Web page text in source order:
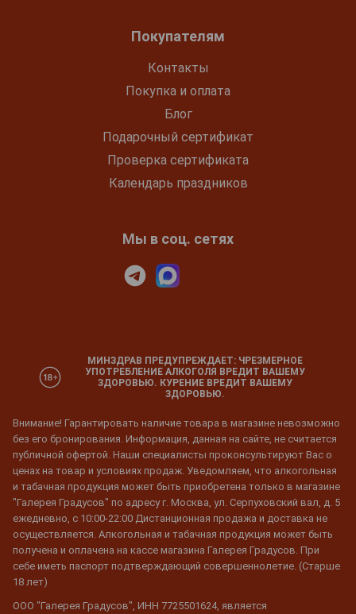
Покупателям
Контакты
Покупка и оплата
Блог
Подарочный сертификат
Проверка сертификата
Календарь праздников
Мы в соц. сетях
МИНЗДРАВ ПРЕДУПРЕЖДАЕТ: ЧРЕЗМЕРНОЕ
УПОТРЕБЛЕНИЕ АЛКОГОЛЯ ВРЕДИТ ВАШЕМУ
ЗДОРОВЬЮ. КУРЕНИЕ ВРЕДИТ ВАШЕМУ
ЗДОРОВЬЮ.
Внимание! Гарантировать наличие товара в магазине невозможно
без его бронирования. Информация, данная на сайте, не считается
публичной офертой. Наши специалисты проконсультируют Вас о
ценах на товар и условиях продаж. Уведомляем, что алкогольная
и табачная продукция может быть приобретена только в магазине
"Галерея Градусов" по адресу г. Москва, ул. Серпуховский вал, д. 5
ежедневно, с 10:00-22:00 Дистанционная продажа и доставка не
осуществляется. Алкогольная и табачная продукция может быть
получена и оплачена на кассе магазина Галерея Градусов. При
себе иметь паспорт подтверждающий совершеннолетие. (Старше
18 лет)
ООО "Галерея Градусов", ИНН 7725501624, является